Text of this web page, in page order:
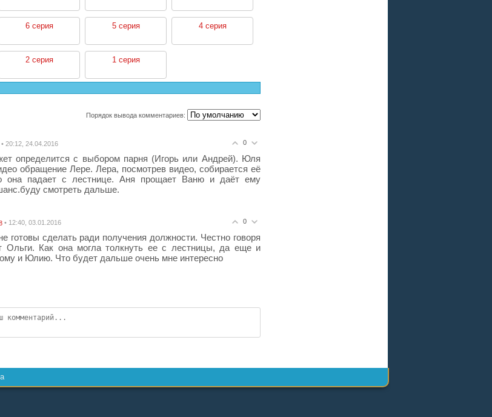
6 серия 5 серия 4 серия
2 серия 1 серия
Порядок вывода комментариев:
0
• 20:12, 24.04.2016
определится с выбором парня (Игорь или Андрей). Юля
обращение Лере. Лера, посмотрев видео, собирается её
она падает с лестнице. Аня прощает Ваню и даёт ему
смотреть дальше.
0
• 12:40, 03.01.2016
готовы сделать ради получения должности. Честно говоря
Ольги. Как она могла толкнуть ее с лестницы, да еще и
и Юлию. Что будет дальше очень мне интересно